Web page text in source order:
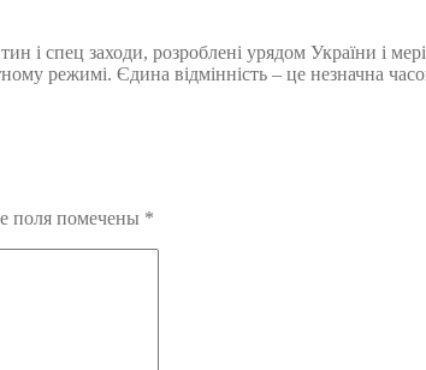
і спец заходи, розроблені урядом України і
режимі. Єдина відмінність – це незначна
поля помечены *